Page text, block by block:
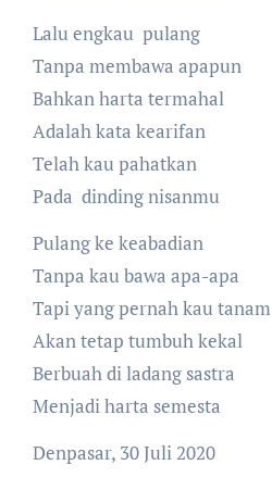
Lalu engkau pulang
Tanpa membawa apapun
Bahkan harta termahal
Adalah kata kearifan
Telah kau pahatkan
Pada dinding nisanmu
Pulang ke keabadian
Tanpa kau bawa apa-apa
Tapi yang pernah kau tanam
Akan tetap tumbuh kekal
Berbuah di ladang sastra
Menjadi harta semesta
Denpasar, 30 Juli 2020